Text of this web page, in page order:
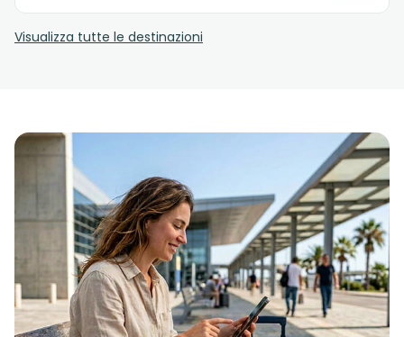
Visualizza tutte le destinazioni